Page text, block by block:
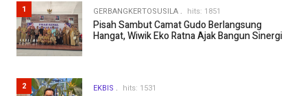
1 GERBANGKERTOSUSILA hits: 1851
Pisah Sambut Camat Gudo Berlangsung
Hangat, Wiwik Eko Ratna Ajak Bangun Sinergi
2 EKBIS hits: 1531